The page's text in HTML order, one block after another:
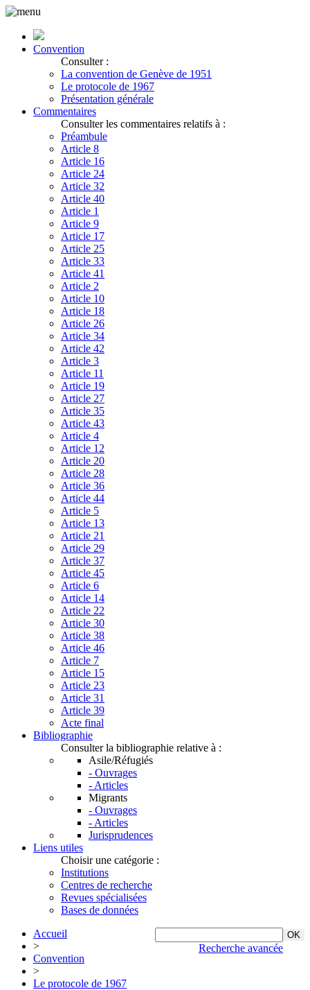
Convention
Consulter :
La convention de Genève de 1951
Le protocole de 1967
Présentation générale
Commentaires
Consulter les commentaires relatifs à :
Préambule
Article 8
Article 16
Article 24
Article 32
Article 40
Article 1
Article 9
Article 17
Article 25
Article 33
Article 41
Article 2
Article 10
Article 18
Article 26
Article 34
Article 42
Article 3
Article 11
Article 19
Article 27
Article 35
Article 43
Article 4
Article 12
Article 20
Article 28
Article 36
Article 44
Article 5
Article 13
Article 21
Article 29
Article 37
Article 45
Article 6
Article 14
Article 22
Article 30
Article 38
Article 46
Article 7
Article 15
Article 23
Article 31
Article 39
Acte final
Bibliographie
Consulter la bibliographie relative à :
Asile/Réfugiés
- Ouvrages
- Articles
Migrants
- Ouvrages
- Articles
Jurisprudences
Liens utiles
Choisir une catégorie :
Institutions
Centres de recherche
Revues spécialisées
Bases de données
Recherche avancée
Accueil
>
Convention
>
Le protocole de 1967